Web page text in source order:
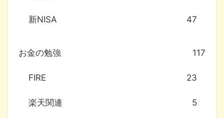
新NISA 47
お金の勉強 117
FIRE 23
楽天関連 5